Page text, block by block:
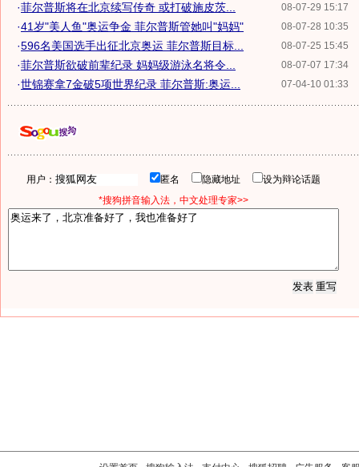
08-07-29 15:17
·菲尔普斯将在北京续写传奇 或打破施皮茨...
08-07-28 10:35
·41岁"美人鱼"奥运争金 菲尔普斯管她叫"妈妈"
08-07-25 15:45
·596名美国选手出征北京奥运 菲尔普斯目标...
08-07-07 17:34
·菲尔普斯欲破前辈纪录 妈妈级游泳名将令...
07-04-10 01:33
·世锦赛拿7金破5项世界纪录 菲尔普斯:奥运...
用户： 匿名 隐藏地址
设为辩论话题
*搜狗拼音输入法，中文处理专家>>